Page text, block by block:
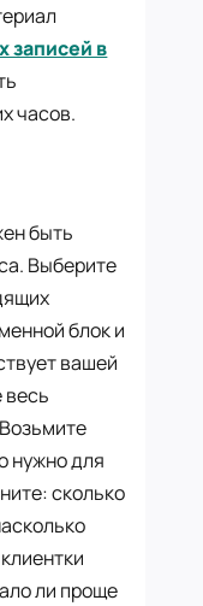
записей в
часов.
быть
Выберите
блок и
вашей
весь
нужно для
сколько
ли проще